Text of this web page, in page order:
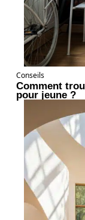
Conseils
Comment
pour jeune ?